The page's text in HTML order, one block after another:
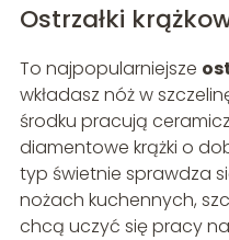
Ostrzałki
To najpopularniejsze
wkładasz nóż w
środku pracują
diamentowe krążki o
typ świetnie sprawdza
nożach kuchennych,
chcą uczyć się pracy